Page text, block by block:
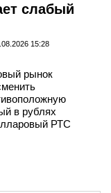
слабый
15:28
рынок
в рублях
РТС